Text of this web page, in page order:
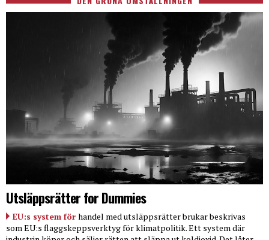
Utsläppsrätter for Dummies
EU:s system för handel med utsläppsrätter brukar beskrivas
som EU:s flaggskeppsverktyg för klimatpolitik. Ett system där